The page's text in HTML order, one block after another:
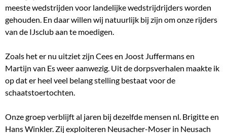
meeste wedstrijden voor landelijke wedstrijdrijders worden
gehouden. En daar willen wij natuurlijk bij zijn om onze rijders
van de IJsclub aan te moedigen.
Zoals het er nu uitziet zijn Cees en Joost Juffermans en
Martijn van Es weer aanwezig. Uit de dorpsverhalen maakte ik
op dat er heel veel belang stelling bestaat voor de
schaatstoertochten.
Onze groep verblijft al jaren bij dezelfde mensen nl. Brigitte en
Hans Winkler. Zij exploiteren Neusacher-Moser in Neusach